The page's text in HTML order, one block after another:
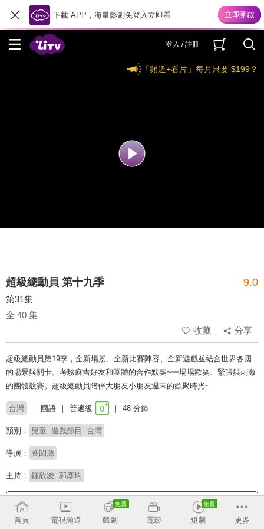
下載 APP，海量影劇免登入立即看
登入 / 註冊
「頻道+看片」每月只要 $199？
超級總動員 第十九季 9.0
第31集
全 40 集
收藏
分享
超級總動員第19季，全新場景、全新比賽陣容、全新遊戲並結合世界各國
的場景與關卡。考驗麻吉好友和團體的合作默契~一場場歡笑、緊張與刺激
的團體競賽。超級總動員陪伴大朋友小朋友週末的歡聚時光~
台灣 國語 普遍級 48 分鐘
類別： 兒童 遊戲節目 台灣
導演： 葉閎源
主持： 鍾欣凌 郭彥均
收回
首頁
電視頻道 戲劇 電影 短劇 更多